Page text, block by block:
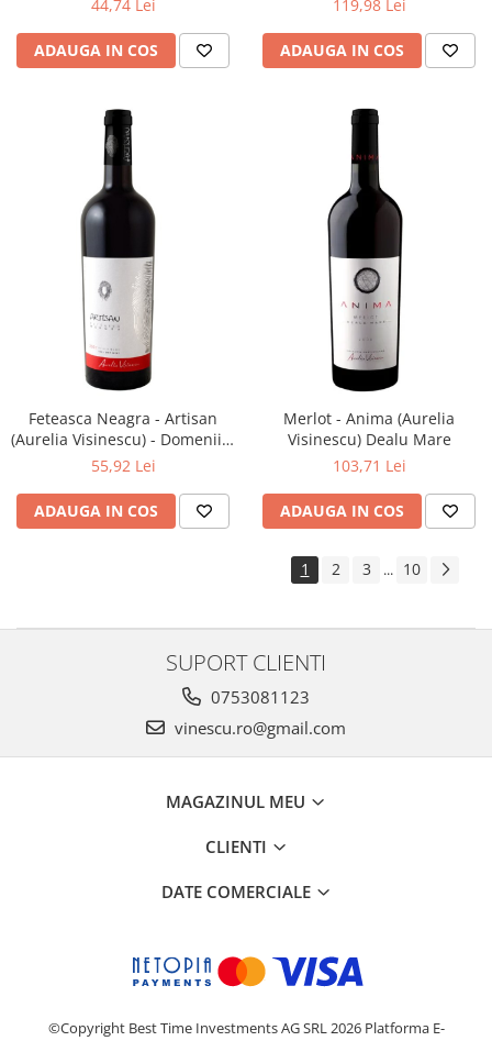
44,74 Lei
ADAUGA IN COS
119,98 Lei
ADAUGA IN COS
Feteasca Neagra - Artisan
(Aurelia Visinescu) - Domeniile
Sahateni
55,92 Lei
ADAUGA IN COS
Merlot - Anima (Aurelia
Visinescu) Dealu Mare
103,71 Lei
ADAUGA IN COS
1 2 3 ... 10
SUPORT CLIENTI
0753081123
vinescu.ro@gmail.com
MAGAZINUL MEU
CLIENTI
DATE COMERCIALE
©Copyright Best Time Investments AG SRL 2026 Platforma E-